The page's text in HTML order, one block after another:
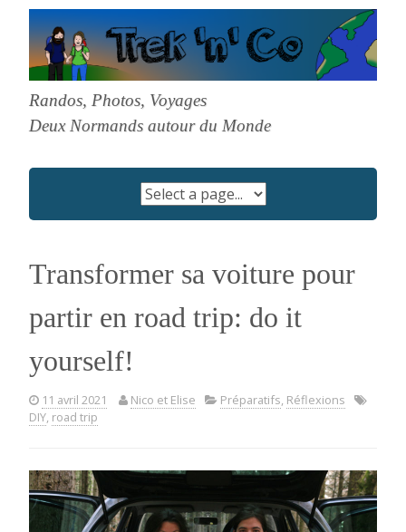
content
Randos, Photos, Voyages
Deux Normands autour du Monde
Transformer sa voiture pour
partir en road trip: do it
yourself!
11 avril 2021 Nico et Elise Préparatifs, Réflexions
DIY, road trip